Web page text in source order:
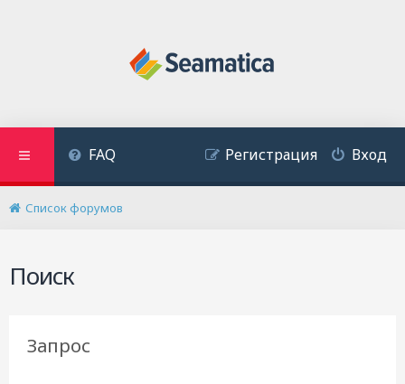
FAQ Вход
Регистрация
Список форумов
Поиск
Запрос